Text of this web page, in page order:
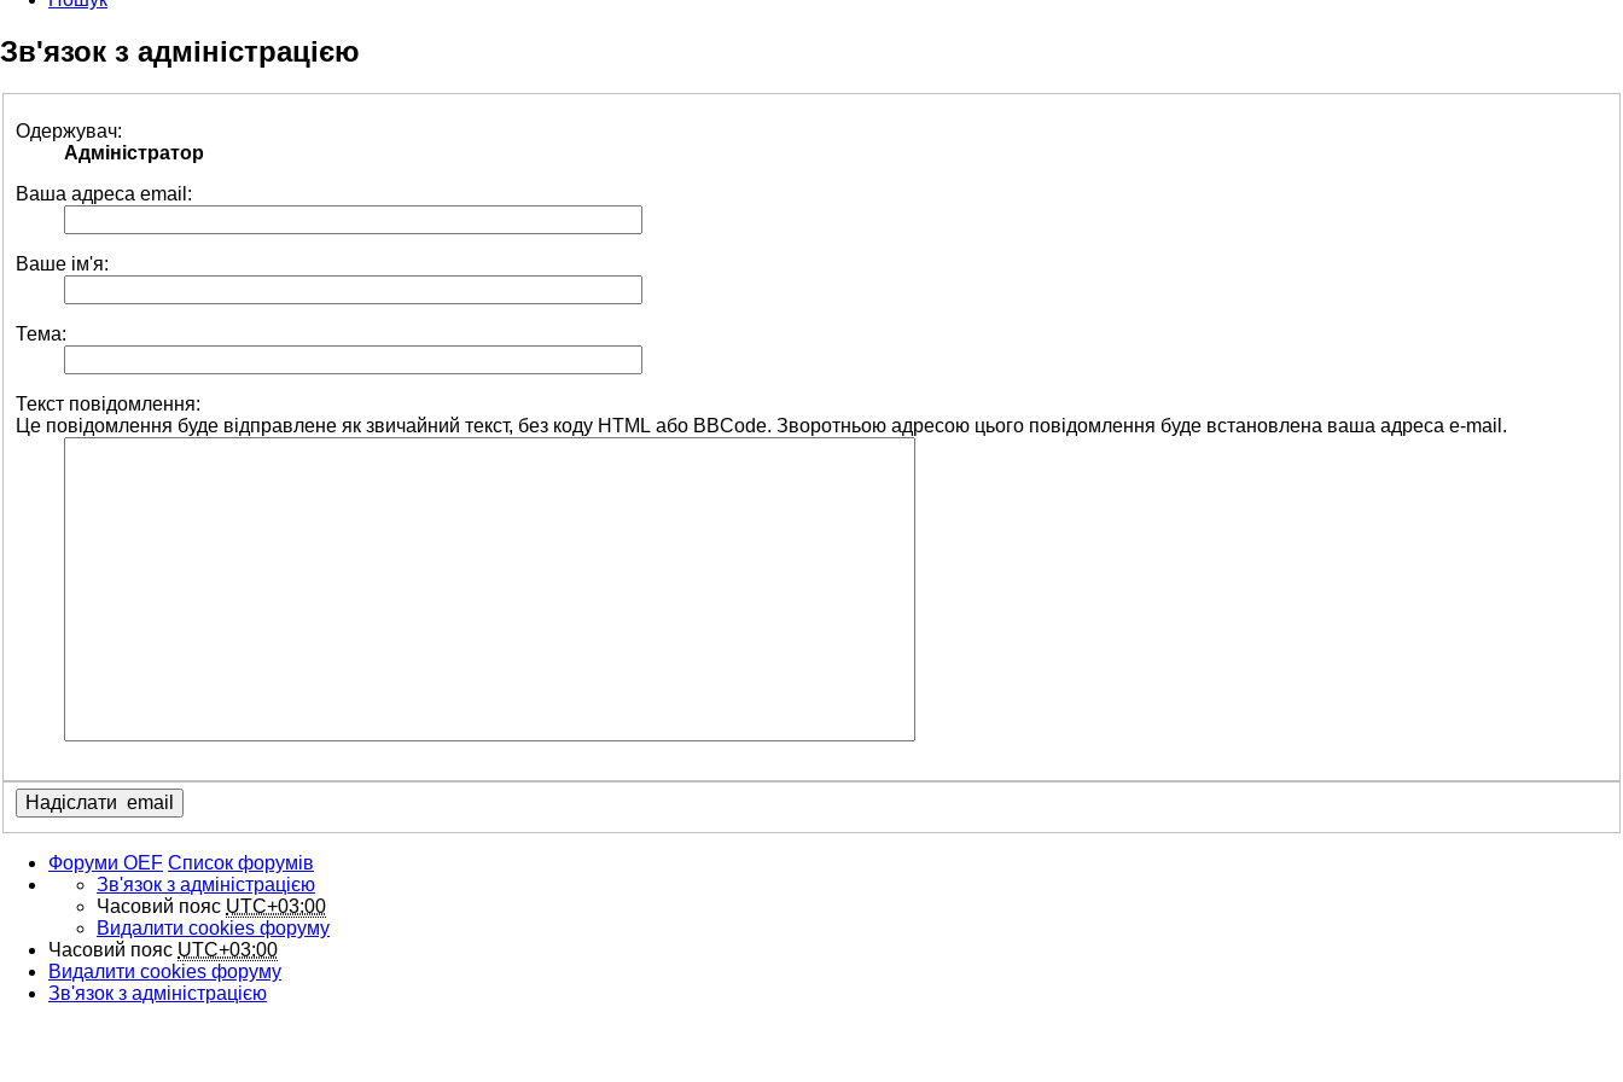
Зв'язок з адміністрацією
Одержувач:
Адміністратор
Ваша адреса email:
Ваше ім'я:
Тема:
Текст повідомлення:
Це повідомлення буде відправлене як звичайний текст, без коду HTML або BBCode. Зворотньою адресою цього повідомлення буде встановлена ваша адреса e-mail.
Форуми OEF Список форумів
Зв'язок з адміністрацією
Часовий пояс UTC+03:00
Видалити cookies форуму
Часовий пояс UTC+03:00
Видалити cookies форуму
Зв'язок з адміністрацією